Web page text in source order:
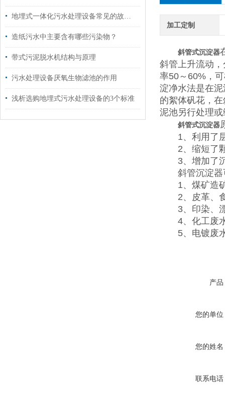
地埋式一体化污水处理设备常见的故障解决方法
造纸污水中主要含有哪些污染物？
带式污泥脱水机结构与原理
污水处理设备厌氧生物滤池的作用
浅析选购地埋式污水处理设备的3个标准
加工定制
斜管式沉淀器
斜管上升流动
率50～60%，
淀净水法是在
的絮体矾花，
泥池另行处理
斜管式沉淀器
1、利用了层
2、缩短了颗
3、增加了沉
斜管沉淀器可
1、煤矿造矿
2、皮革、食
3、印染、漂
4、化工废水
5、电镀废水
产品
您的单位
您的姓名
联系电话